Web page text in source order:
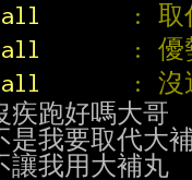
: 取
: 優
: 沒
疾跑好嗎大哥
是我要取代大